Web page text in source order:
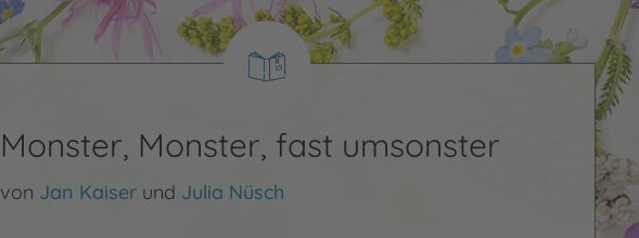
Monster, Monster, fast umsonster
von Jan Kaiserund Julia Nüsch